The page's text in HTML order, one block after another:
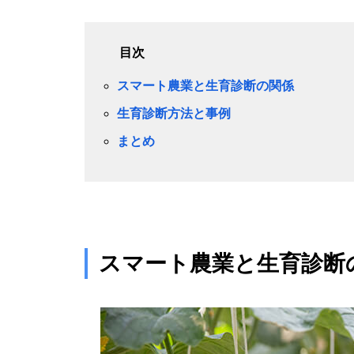
目次
スマート農業と生育診断の関係
生育診断方法と事例
まとめ
スマート農業と生育診断